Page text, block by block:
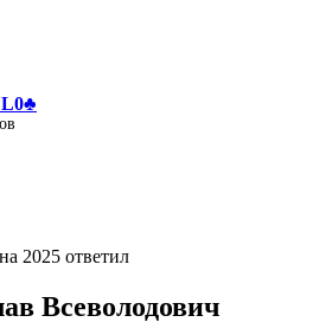
2025 ответил
Всеволодович